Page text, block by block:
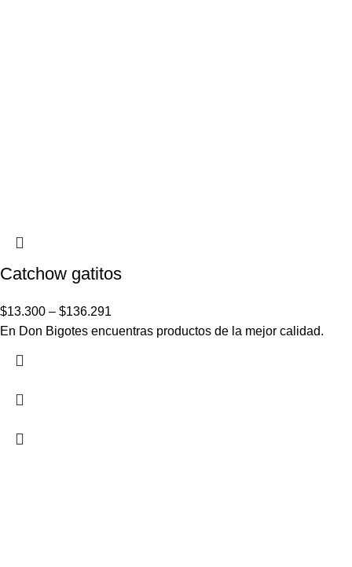
Catchow gatitos
$13.300 – $136.291
En Don Bigotes encuentras productos de la mejor calidad.